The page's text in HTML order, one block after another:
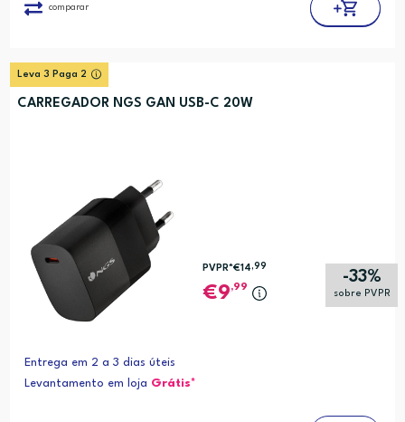
comparar
Leva 3 Paga 2
CARREGADOR NGS GAN USB-C 20W
-33%
sobre PVPR
PVPR*€14,99
9,99
Entrega em 2 a 3 dias úteis
Levantamento em loja Grátis*